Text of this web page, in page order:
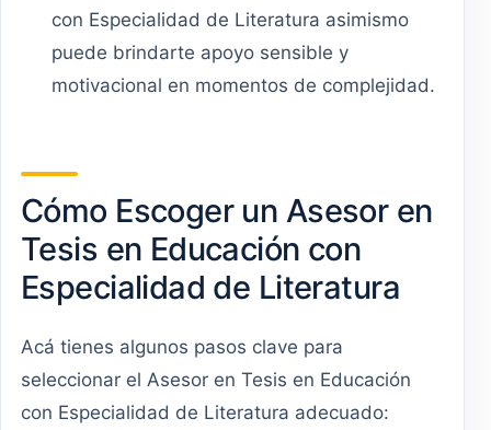
con Especialidad de Literatura asimismo
puede brindarte apoyo sensible y
motivacional en momentos de complejidad.
Cómo Escoger un Asesor en
Tesis en Educación con
Especialidad de Literatura
Acá tienes algunos pasos clave para
seleccionar el Asesor en Tesis en Educación
con Especialidad de Literatura adecuado: